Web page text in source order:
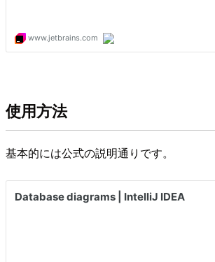
使用方法
基本的には公式の説明通りです。